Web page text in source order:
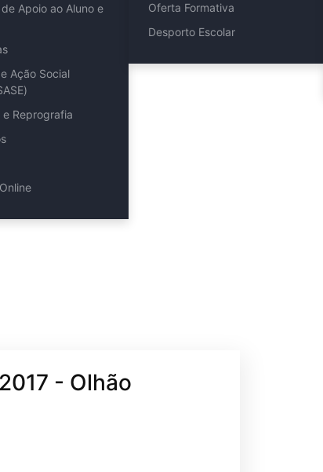
Apoio ao Aluno e
Ação Social
e Reprografia
Oferta Formativa
Desporto Escolar
- Olhão